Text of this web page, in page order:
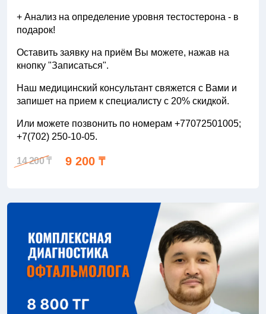
+ Анализ на определение уровня тестостерона - в
подарок!
Оставить заявку на приём Вы можете, нажав на
кнопку "Записаться".
Наш медицинский консультант свяжется с Вами и
запишет на прием к специалисту с 20% скидкой.
Или можете позвонить по номерам +77072501005;
+7(702) 250-10-05.
14 200 ₸ 9 200 ₸